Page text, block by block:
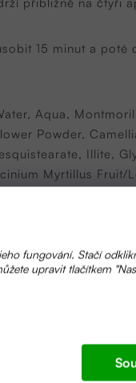
fungování. Stačí
upravit tlačítkem
15 minut a poté
Aqua,
Powder,
Illite,
Myrtillus Fruit/
Officinarum
Acid, Acer
glykol, přírodní
borůvkový,
z damašské